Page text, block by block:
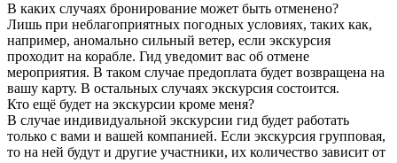
В каких случаях бронирование может быть отменено?
Лишь при неблагоприятных погодных условиях, таких как,
например, аномально сильный ветер, если экскурсия
проходит на корабле. Гид уведомит вас об отмене
мероприятия. В таком случае предоплата будет возвращена на
вашу карту. В остальных случаях экскурсия состоится.
Кто ещё будет на экскурсии кроме меня?
В случае индивидуальной экскурсии гид будет работать
только с вами и вашей компанией. Если экскурсия групповая,
то на ней будут и другие участники, их количество зависит от